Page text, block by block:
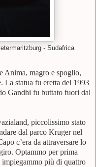
- Sudafrica
Anima, magro e spoglio,
La statua fu eretta del 1993
Gandhi fu buttato fuori dal
piccolissimo stato
dal parco Kruger nel
c’era da attraversare lo
Optammo per prima
impiegammo più di quattro